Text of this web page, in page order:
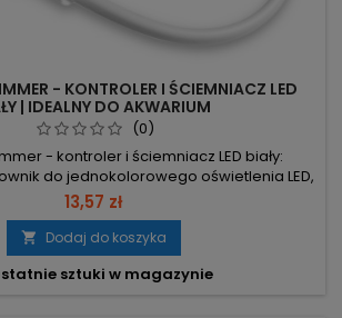
- KONTROLER I ŚCIEMNIACZ LED
| IDEALNY DO AKWARIUM
(0)
- kontroler i ściemniacz LED biały:
do jednokolorowego oświetlenia LED,
precyzyjną regulację jasności i trybów
V DC i DC 2.1/5.5 mm – kompatybilny z
instalacji LED. Regulacja 15–
SPEED) – dokładne przyciemnianie od
minimalnej do...
13,57 zł
 Dodaj do koszyka
sztuki w magazynie